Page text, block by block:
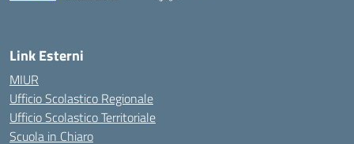
Link Esterni
MIUR
Ufficio Scolastico Regionale
Ufficio Scolastico Territoriale
Scuola in Chiaro